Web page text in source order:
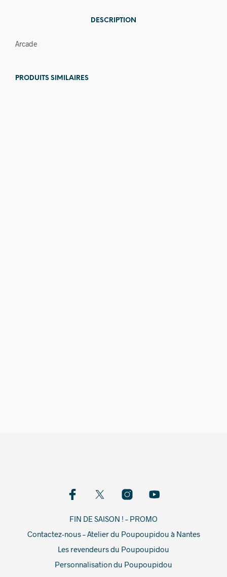
DESCRIPTION
Arcade
PRODUITS SIMILAIRES
FIN DE SAISON ! – PROMO
Contactez-nous – Atelier du Poupoupidou à Nantes
Les revendeurs du Poupoupidou
Personnalisation du Poupoupidou